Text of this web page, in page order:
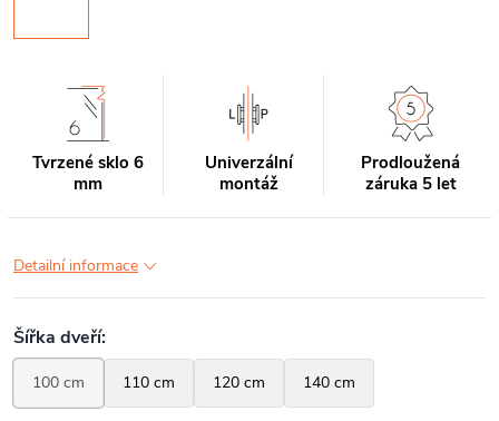
Tvrzené sklo 6
mm
Univerzální
montáž
Prodloužená
záruka 5 let
Detailní informace